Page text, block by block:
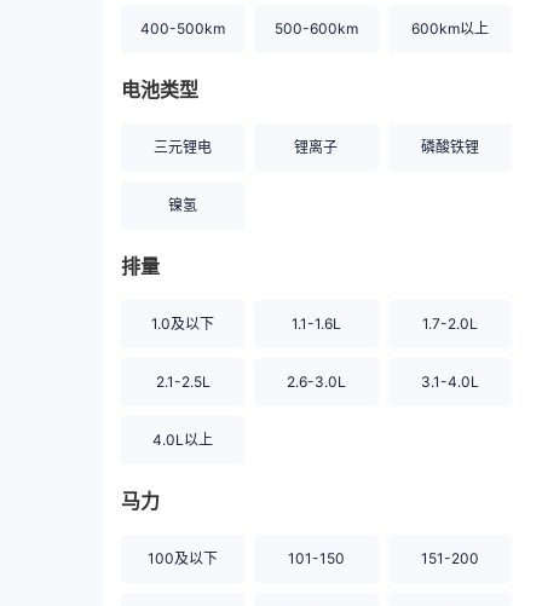
400-500km 500-600km 600km以上
电池类型
三元锂电 锂离子 磷酸铁锂
镍氢
排量
1.0及以下 1.1-1.6L 1.7-2.0L
2.1-2.5L 2.6-3.0L 3.1-4.0L
4.0L以上
马力
100及以下 101-150 151-200